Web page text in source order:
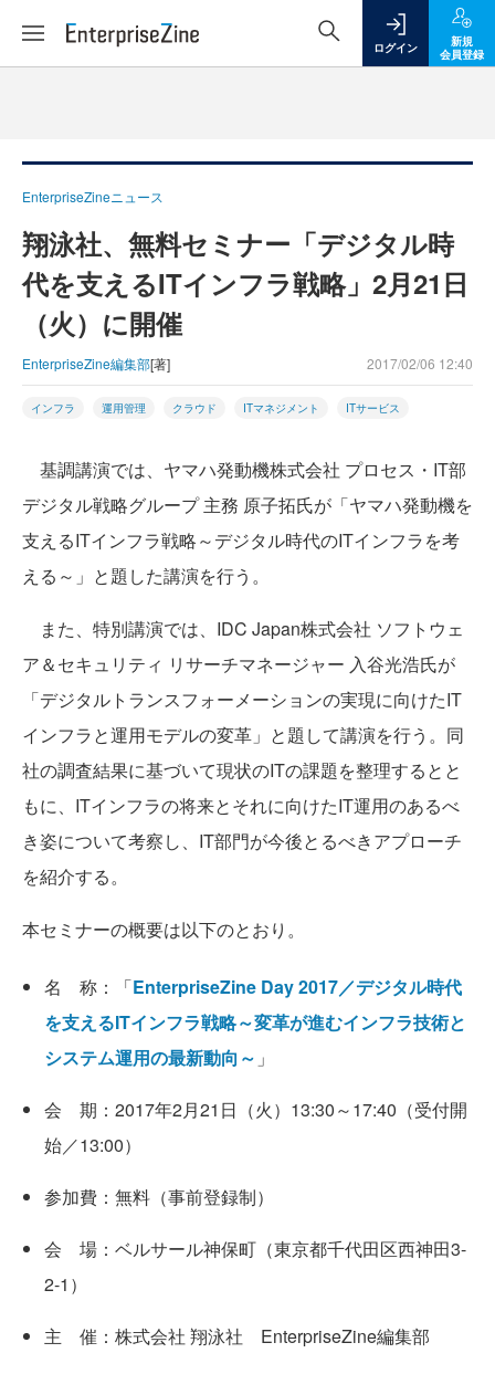
ログイン
新規
会員登録
EnterpriseZineニュース
翔泳社、無料セミナー「デジタル時
代を支えるITインフラ戦略」2月21日
（火）に開催
EnterpriseZine編集部[著] 2017/02/06 12:40
インフラ 運用管理 クラウド ITマネジメント ITサービス
基調講演では、ヤマハ発動機株式会社 プロセス・IT部
デジタル戦略グループ 主務 原子拓氏が「ヤマハ発動機を
支えるITインフラ戦略～デジタル時代のITインフラを考
える～」と題した講演を行う。
また、特別講演では、IDC Japan株式会社 ソフトウェ
ア＆セキュリティ リサーチマネージャー 入谷光浩氏が
「デジタルトランスフォーメーションの実現に向けたIT
インフラと運用モデルの変革」と題して講演を行う。同
社の調査結果に基づいて現状のITの課題を整理するとと
もに、ITインフラの将来とそれに向けたIT運用のあるべ
き姿について考察し、IT部門が今後とるべきアプローチ
を紹介する。
本セミナーの概要は以下のとおり。
名 称：「EnterpriseZine Day 2017／デジタル時代
を支えるITインフラ戦略～変革が進むインフラ技術と
システム運用の最新動向～ 」
会 期：2017年2月21日（火）13:30～17:40（受付開
始／13:00）
参加費：無料（事前登録制）
会 場：ベルサール神保町（東京都千代田区西神田3-
2-1）
主 催：株式会社 翔泳社 EnterpriseZine編集部